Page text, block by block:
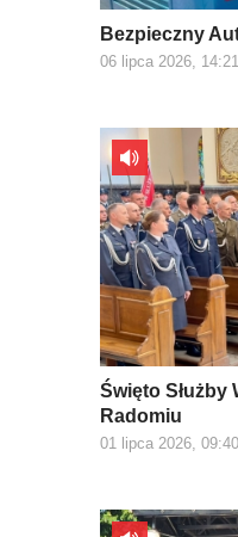
Bezpieczny
06 lipca 2026, 14:21
Święto Służby
Radomiu
01 lipca 2026, 09:40